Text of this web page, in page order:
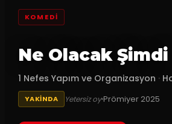
KOMEDI
Ne Olacak Şimdi
1 Nefes Yapım ve Organizasyon ·
YAKINDA Yetersiz oyPrömiyer 2025